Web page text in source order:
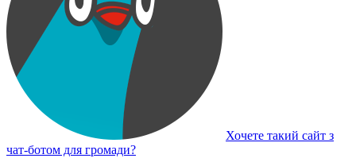
Хочете такий сайт з
чат-ботом для громади?